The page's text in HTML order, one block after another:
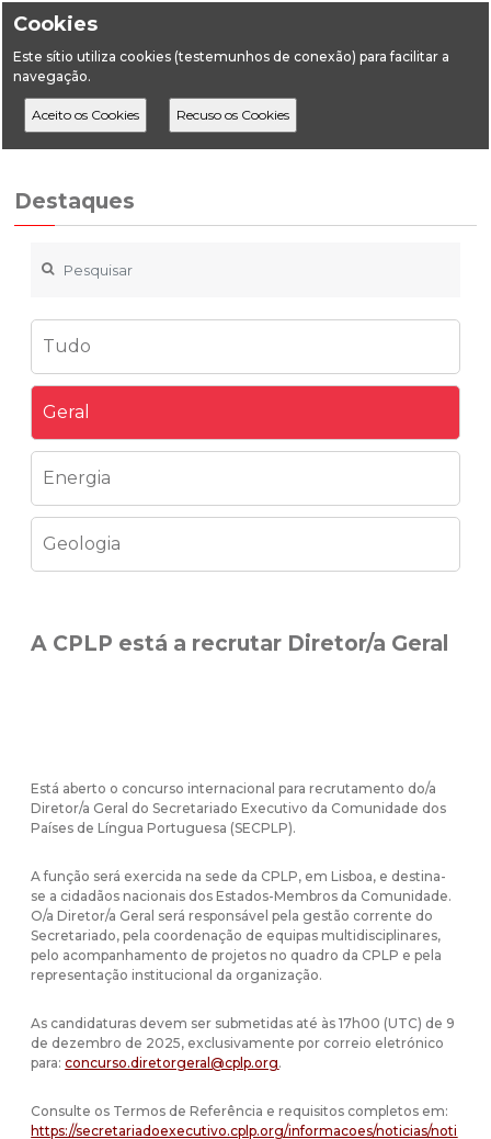
Cookies
Este sítio utiliza cookies (testemunhos de conexão) para facilitar a
navegação.
HomeDestaques Geral A CPLP está a recrutar Diretor/a Geral
Destaques
Tudo
Geral
Energia
Geologia
A CPLP está a recrutar Diretor/a Geral
Está aberto o concurso internacional para recrutamento do/a
Diretor/a Geral do Secretariado Executivo da Comunidade dos
Países de Língua Portuguesa (SECPLP).
A função será exercida na sede da CPLP, em Lisboa, e destina-
se a cidadãos nacionais dos Estados-Membros da Comunidade.
O/a Diretor/a Geral será responsável pela gestão corrente do
Secretariado, pela coordenação de equipas multidisciplinares,
pelo acompanhamento de projetos no quadro da CPLP e pela
representação institucional da organização.
As candidaturas devem ser submetidas até às 17h00 (UTC) de 9
de dezembro de 2025, exclusivamente por correio eletrónico
para:concurso.diretorgeral@cplp.org.
Consulte os Termos de Referência e requisitos completos em:
https://secretariadoexecutivo.cplp.org/informacoes/noticias/noti